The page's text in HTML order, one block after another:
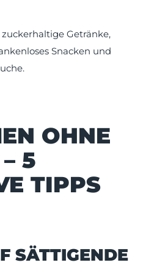
Getränke,
Snacken und
OHNE
5
TIPPS
SÄTTIGENDE